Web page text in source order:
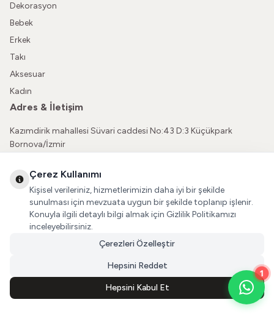
1
Dekorasyon
Bebek
Erkek
Takı
Aksesuar
Kadın
Adres & İletişim
Kazımdirik mahallesi Süvari caddesi No:43 D:3 Küçükpark
Bornova/İzmir
vatkaliguve@gmail.com
Sosyal Medya
İnstagram
Çerez Kullanımı
Kişisel verileriniz, hizmetlerimizin daha iyi bir şekilde
sunulması için mevzuata uygun bir şekilde toplanıp işlenir.
Konuyla ilgili detaylı bilgi almak için Gizlilik Politikamızı
inceleyebilirsiniz.
Çerezleri Özelleştir
Hepsini Reddet
Hepsini Kabul Et